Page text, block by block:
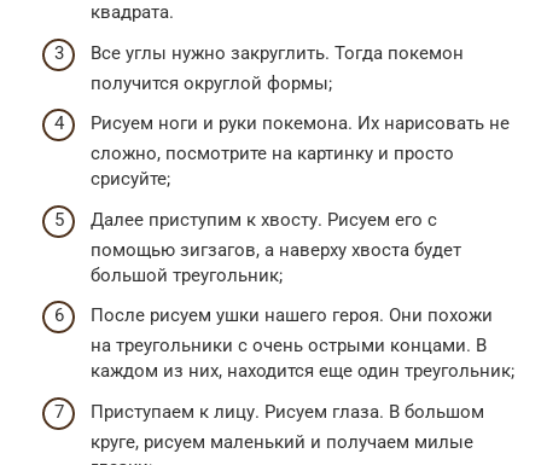
квадрата.
Все углы нужно закруглить. Тогда покемон
получится округлой формы;
Рисуем ноги и руки покемона. Их нарисовать не
сложно, посмотрите на картинку и просто
срисуйте;
Далее приступим к хвосту. Рисуем его с
помощью зигзагов, а наверху хвоста будет
большой треугольник;
После рисуем ушки нашего героя. Они похожи
на треугольники с очень острыми концами. В
каждом из них, находится еще один треугольник;
Приступаем к лицу. Рисуем глаза. В большом
круге, рисуем маленький и получаем милые